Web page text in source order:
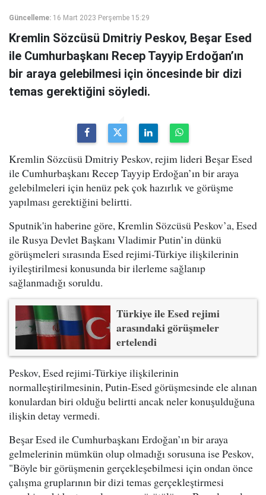
Güncelleme: 16 Mart 2023 Perşembe 15:29
Kremlin Sözcüsü Dmitriy Peskov, Beşar Esed
ile Cumhurbaşkanı Recep Tayyip Erdoğan’ın
bir araya gelebilmesi için öncesinde bir dizi
temas gerektiğini söyledi.
Kremlin Sözcüsü Dmitriy Peskov, rejim lideri Beşar Esed
ile Cumhurbaşkanı Recep Tayyip Erdoğan’ın bir araya
gelebilmeleri için henüz pek çok hazırlık ve görüşme
yapılması gerektiğini belirtti.
Sputnik'in haberine göre, Kremlin Sözcüsü Peskov’a, Esed
ile Rusya Devlet Başkanı Vladimir Putin’in dünkü
görüşmeleri sırasında Esed rejimi-Türkiye ilişkilerinin
iyileştirilmesi konusunda bir ilerleme sağlanıp
sağlanmadığı soruldu.
Türkiye ile Esed rejimi
arasındaki görüşmeler
ertelendi
Peskov, Esed rejimi-Türkiye ilişkilerinin
normalleştirilmesinin, Putin-Esed görüşmesinde ele alınan
konulardan biri olduğu belirtti ancak neler konuşulduğuna
ilişkin detay vermedi.
Beşar Esed ile Cumhurbaşkanı Erdoğan’ın bir araya
gelmelerinin mümkün olup olmadığı sorusuna ise Peskov,
"Böyle bir görüşmenin gerçekleşebilmesi için ondan önce
çalışma gruplarının bir dizi temas gerçekleştirmesi